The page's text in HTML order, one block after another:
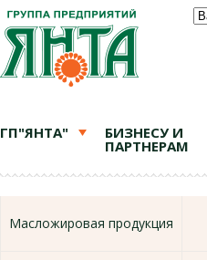
ГП"ЯНТА" БИЗНЕСУ И
ПАРТНЕРАМ
Масложировая продукция